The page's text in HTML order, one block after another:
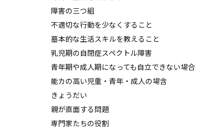
障害の三つ組
不適切な行動を少なくすること
墓本的な生活スキルを教えること
乳児期の自閉症スペクトル障害
青年期や成人期になっても自立できない場合
能カの高い児重・青年・成人の場含
きょうだい
親が直面する問題
専門家たちの役割